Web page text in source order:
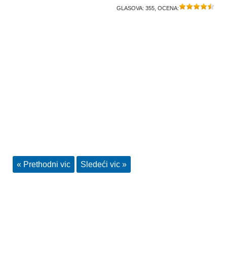
GLASOVA: 355 , OCENA:
« Prethodni vic Sledeći vic »